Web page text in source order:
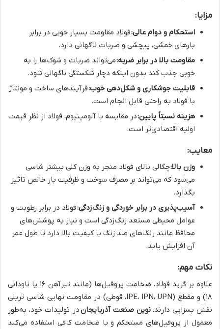
مزایا:
استحکام و دوام عالی:فولاد مقاومت بسیار خوبی در برابر
بارهای خمشی، پیچشی و ضربات ناگهانی دارد.
مقاومت بالا در برابر ضربه:می‌تواند ضربات و شوک‌ها را به
خوبی جذب کند بدون اینکه دچار شکستگی ناگهانی شود.
قابلیت جوشکاری و شکل‌دهی خوب:فرآیندهای ساخت و مونتاژ
با فولاد به راحتی قابل انجام است.
هزینه نسبتاً پایین:در مقایسه با آلومینیوم، فولاد از نظر قیمت
اولیه اقتصادی‌تر است.
معایب:
وزن بالا:چگالی بالای فولاد منجر به وزن کلی بیشتر شاسی
می‌شود که می‌تواند بر مصرف سوخت و ظرفیت بار خالص تاثیر
بگذارد.
آسیب‌پذیری در برابر خوردگی و زنگ‌زدگی:فولاد در برابر رطوبت و
عوامل محیطی مستعد زنگ‌زدگی است و نیاز به پوشش‌های
محافظ مانند رنگ‌های ضد زنگ با کیفیت بالا دارد تا طول عمر
آن افزایش یابد.
نکات مهم:
علاوه بر گرید فولاد، ضخامت پروفیل‌ها (مانند تیرآهن ۱۶ یا ناودانی
۱۸) و مقطع (IPE، IPN، UPN، قوطی) در مقاومت نهایی شاسی تریلی
نقش بسزایی دارند. نوین صنعت آذربایجاندر تولیدات خود، به‌طور
معمول از پروفیل‌های مستحکم و با ضخامت کافی استفاده می‌کند